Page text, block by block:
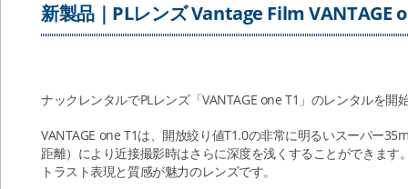
新製品｜PLレンズ Vantage Film VANTAGE
ナックレンタルでPLレンズ「VANTAGE one T1」のレンタルを開
VANTAGE one T1は、開放絞り値T1.0の非常に明るいスーパー
距離）により近接撮影時はさらに深度を浅くすることができま
トラスト表現と質感が魅力のレンズです。